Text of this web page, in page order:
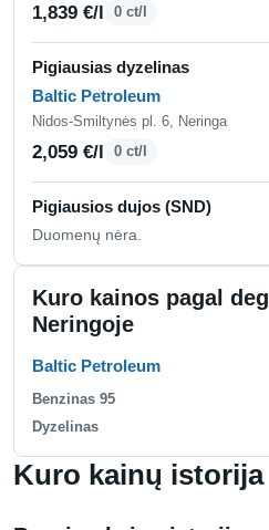
Kuro kainų istorija
1,839 €/l 0 ct/l
Pigiausias dyzelinas
Baltic Petroleum
Nidos-Smiltynės pl. 6, Neringa
2,059 €/l 0 ct/l
Pigiausios dujos (SND)
Duomenų nėra.
Kuro kainos pagal
Neringoje
Baltic Petroleum
Benzinas 95
Dyzelinas